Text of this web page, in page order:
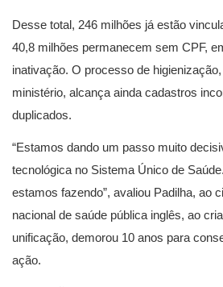
Desse total, 246 milhões já estão
40,8 milhões permanecem sem CPF,
inativação. O processo de
ministério, alcança ainda cadastros
duplicados.
“Estamos dando um passo muito
tecnológica no Sistema Único de
estamos fazendo”, avaliou Padilha, ao
nacional de saúde pública inglês, ao
unificação, demorou 10 anos para
ação.